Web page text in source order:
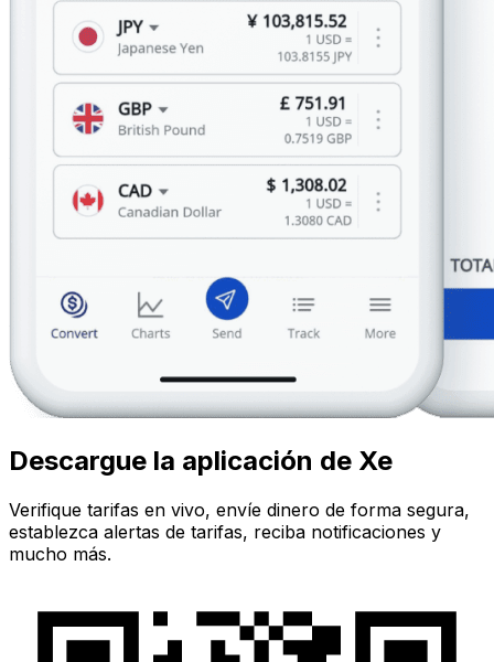
Descargue la aplicación de Xe
Verifique tarifas en vivo, envíe dinero de forma segura,
establezca alertas de tarifas, reciba notificaciones y
mucho más.